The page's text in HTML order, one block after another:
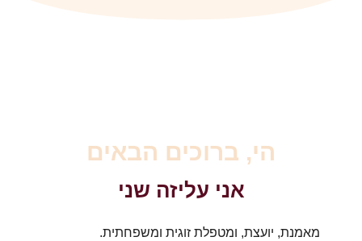
הי, ברוכים הבאים
אני עליזה שני
מאמנת, יועצת, ומטפלת זוגית ומשפחתית.